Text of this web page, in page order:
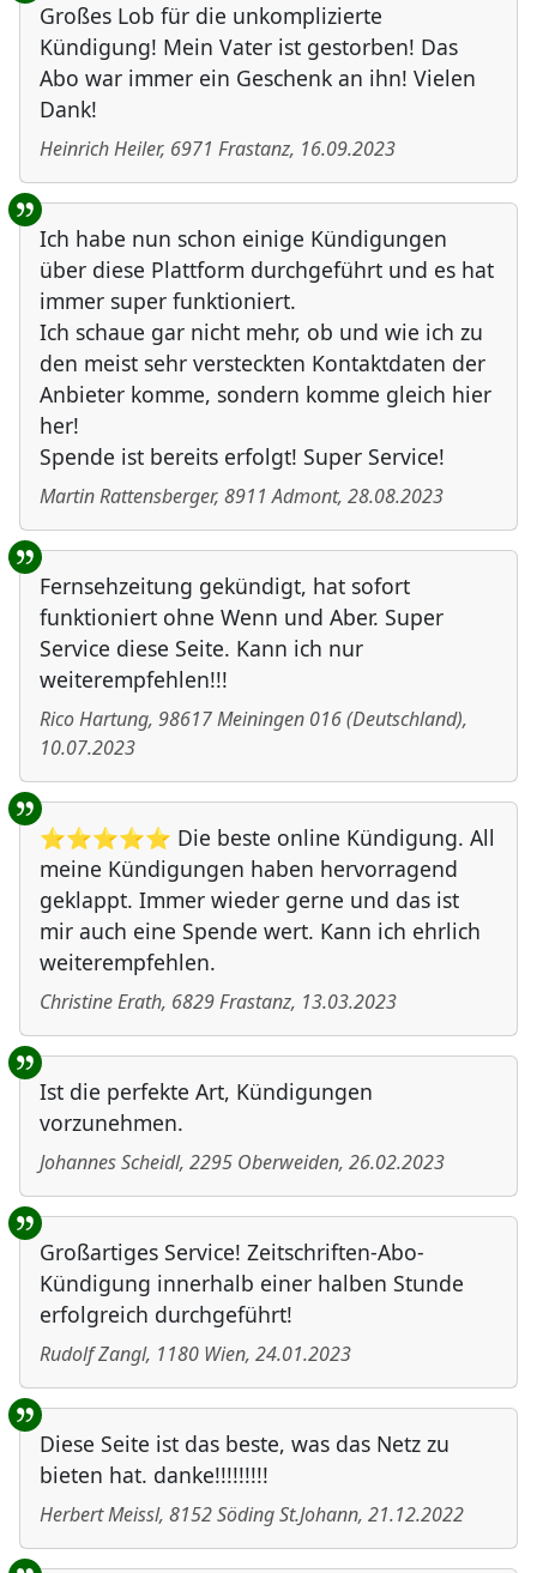
Großes Lob für die unkomplizierte
Kündigung! Mein Vater ist gestorben! Das
Abo war immer ein Geschenk an ihn! Vielen
Dank!
Heinrich Heiler, 6971 Frastanz, 16.09.2023
Ich habe nun schon einige Kündigungen
über diese Plattform durchgeführt und es hat
immer super funktioniert.
Ich schaue gar nicht mehr, ob und wie ich zu
den meist sehr versteckten Kontaktdaten der
Anbieter komme, sondern komme gleich hier
her!
Spende ist bereits erfolgt! Super Service!
Martin Rattensberger, 8911 Admont, 28.08.2023
Fernsehzeitung gekündigt, hat sofort
funktioniert ohne Wenn und Aber. Super
Service diese Seite. Kann ich nur
weiterempfehlen!!!
Rico Hartung, 98617Meiningen 016(Deutschland),
10.07.2023
⭐⭐⭐⭐⭐ Die beste online Kündigung. All
meine Kündigungen haben hervorragend
geklappt. Immer wieder gerne und das ist
mir auch eine Spende wert. Kann ich ehrlich
weiterempfehlen.
Christine Erath, 6829Frastanz, 13.03.2023
Ist die perfekte Art, Kündigungen
vorzunehmen.
Johannes Scheidl, 2295 Oberweiden, 26.02.2023
Großartiges Service! Zeitschriften-Abo-
Kündigung innerhalb einer halben Stunde
erfolgreich durchgeführt!
Rudolf Zangl, 1180 Wien, 24.01.2023
Diese Seite ist das beste, was das Netz zu
bieten hat. danke!!!!!!!!!
Herbert Meissl, 8152Söding St.Johann, 21.12.2022